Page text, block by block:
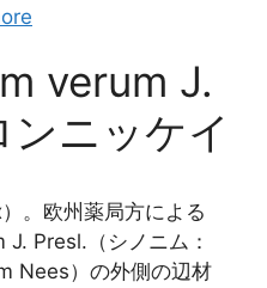
verum J.
ニッケイ
。欧州薬局方による
Presl.（シノニム：
Nees）の外側の辺材